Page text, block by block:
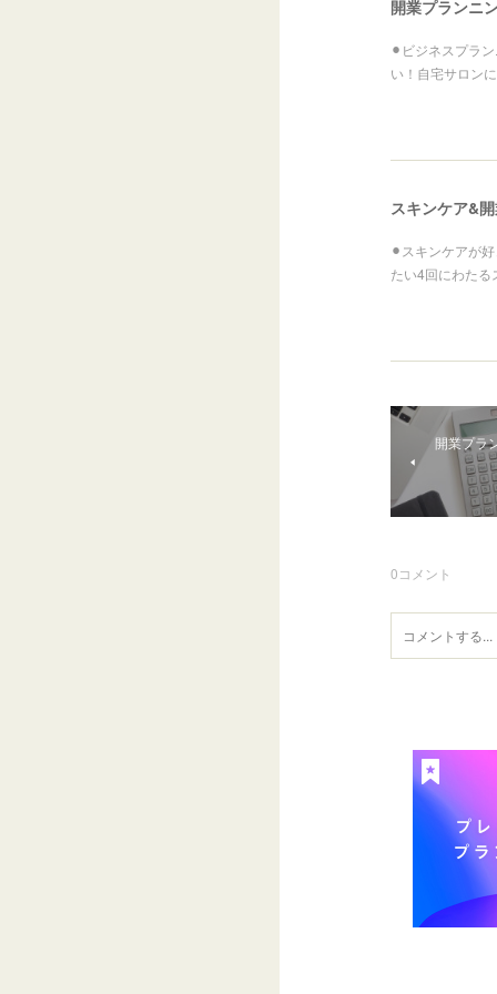
開業プランニ
⚫︎ビジネスプラ
い！自宅サロン
スキンケア&
⚫︎スキンケアが
たい4回にわた
開業プラ
0コメント